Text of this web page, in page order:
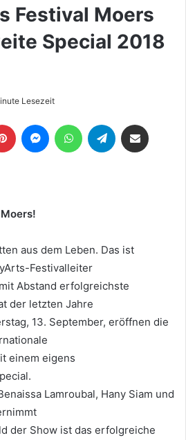
Festival Moers
Special 2018
Lesezeit
Pinterest MessengerWhatsAppTelegram
aus dem Leben. Das ist
Festivalleiter
Abstand erfolgreichste
der letzten Jahre
13. September, eröffnen die
einem eigens
Lamroubal, Hany Siam und
der Show ist das erfolgreiche